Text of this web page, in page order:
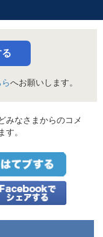
へお願いします。
みなさまからのコメ
す。